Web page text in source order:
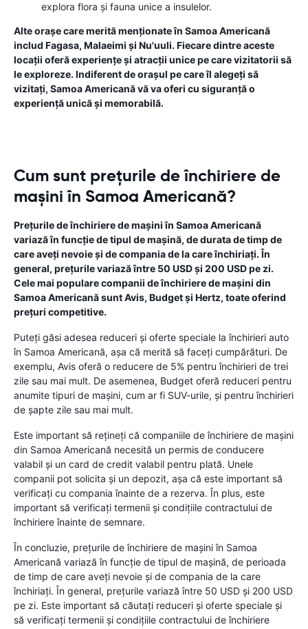
explora flora și fauna unice a insulelor.
Alte orașe care merită menționate în Samoa Americană
includ Fagasa, Malaeimi și Nu'uuli. Fiecare dintre aceste
locații oferă experiențe și atracții unice pe care vizitatorii să
le exploreze. Indiferent de orașul pe care îl alegeți să
vizitați, Samoa Americană vă va oferi cu siguranță o
experiență unică și memorabilă.
Cum sunt prețurile de închiriere de
mașini în Samoa Americană?
Prețurile de închiriere de mașini în Samoa Americană
variază în funcție de tipul de mașină, de durata de timp de
care aveți nevoie și de compania de la care închiriați. În
general, prețurile variază între 50 USD și 200 USD pe zi.
Cele mai populare companii de închiriere de mașini din
Samoa Americană sunt Avis, Budget și Hertz, toate oferind
prețuri competitive.
Puteți găsi adesea reduceri și oferte speciale la închirieri auto
în Samoa Americană, așa că merită să faceți cumpărături. De
exemplu, Avis oferă o reducere de 5% pentru închirieri de trei
zile sau mai mult. De asemenea, Budget oferă reduceri pentru
anumite tipuri de mașini, cum ar fi SUV-urile, și pentru închirieri
de șapte zile sau mai mult.
Este important să rețineți că companiile de închiriere de mașini
din Samoa Americană necesită un permis de conducere
valabil și un card de credit valabil pentru plată. Unele
companii pot solicita și un depozit, așa că este important să
verificați cu compania înainte de a rezerva. În plus, este
important să verificați termenii și condițiile contractului de
închiriere înainte de semnare.
În concluzie, prețurile de închiriere de mașini în Samoa
Americană variază în funcție de tipul de mașină, de perioada
de timp de care aveți nevoie și de compania de la care
închiriați. În general, prețurile variază între 50 USD și 200 USD
pe zi. Este important să căutați reduceri și oferte speciale și
să verificați termenii și condițiile contractului de închiriere